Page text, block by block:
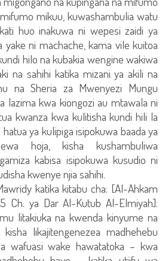
mikuu, kuwashambulia watu
huo inakuwa ni wepesi zaidi ya
ni machache, kama vile kuitoa
hilo na kubakia wengine wakiwa
na sahihi katika mizani ya akili na
na Sheria za Mwenyezi Mungu
lazima kwa kiongozi au mtawala ni
kwanza kwa kulitisha kundi hili la
ya kulipiga isipokuwa baada ya
hoja, kisha kushambuliwa
kabisa isipokuwa kusudio ni
kwenye njia sahihi.
katika kitabu cha: [Al-Ahkam
Ch. ya Dar Al-Kutub Al-Elmiyah]:
litakiuka na kwenda kinyume na
likajitengenezea madhehebu
wafuasi wake hawatatoka – kwa